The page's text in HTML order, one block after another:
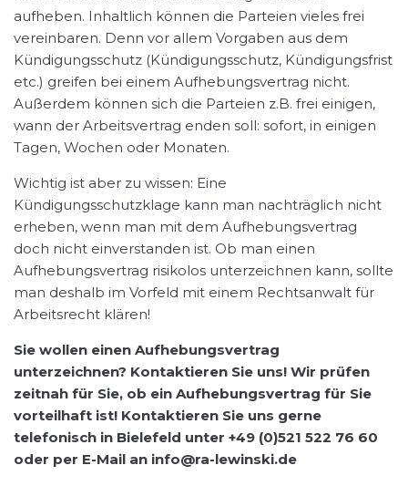
aufheben. Inhaltlich können die Parteien vieles frei
vereinbaren. Denn vor allem Vorgaben aus dem
Kündigungsschutz (Kündigungsschutz, Kündigungsfrist
etc.) greifen bei einem Aufhebungsvertrag nicht.
Außerdem können sich die Parteien z.B. frei einigen,
wann der Arbeitsvertrag enden soll: sofort, in einigen
Tagen, Wochen oder Monaten.
Wichtig ist aber zu wissen: Eine
Kündigungsschutzklage kann man nachträglich nicht
erheben, wenn man mit dem Aufhebungsvertrag
doch nicht einverstanden ist. Ob man einen
Aufhebungsvertrag risikolos unterzeichnen kann, sollte
man deshalb im Vorfeld mit einem Rechtsanwalt für
Arbeitsrecht klären!
Sie wollen einen Aufhebungsvertrag
unterzeichnen? Kontaktieren Sie uns! Wir prüfen
zeitnah für Sie, ob ein Aufhebungsvertrag für Sie
vorteilhaft ist! Kontaktieren Sie uns gerne
telefonisch in Bielefeld unter +49 (0)521 522 76 60
oder per E-Mail an info@ra-lewinski.de